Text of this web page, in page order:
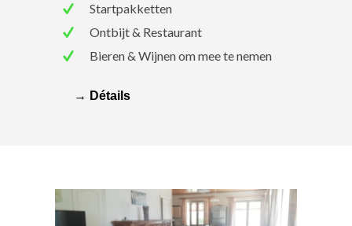
Startpakketten
Ontbijt & Restaurant
Bieren & Wijnen om mee te nemen
→ Détails